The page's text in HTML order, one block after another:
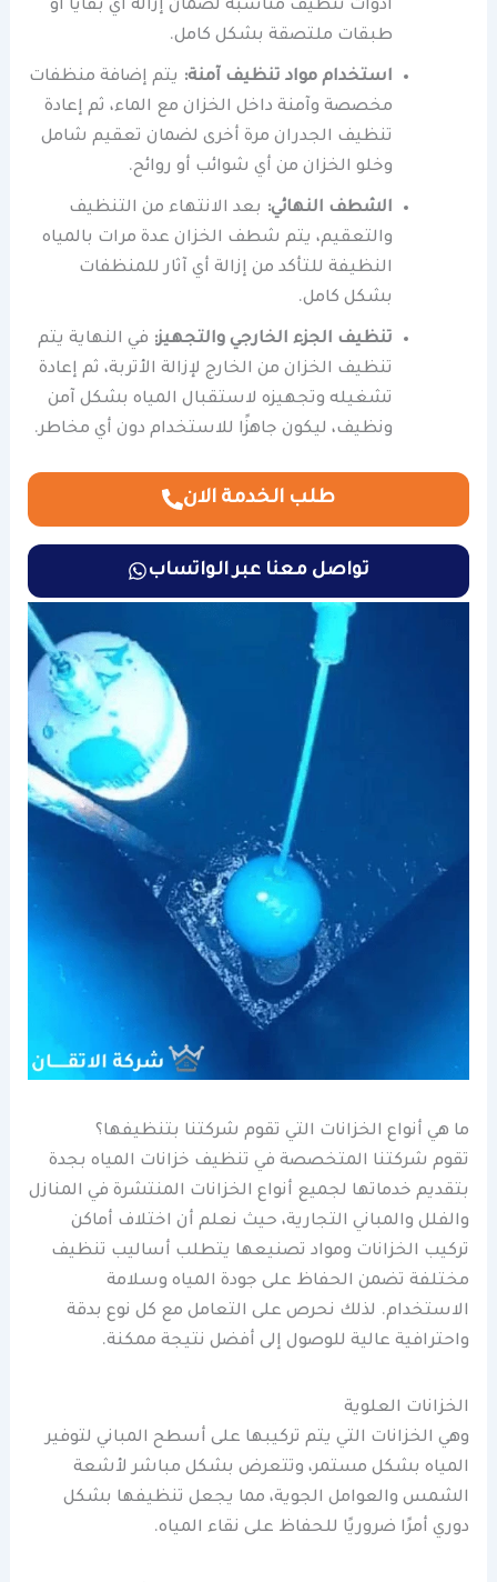
أدوات تنظيف مناسبة لضمان إزالة أي بقايا أو
طبقات ملتصقة بشكل كامل.
استخدام مواد تنظيف آمنة: يتم إضافة منظفات
مخصصة وآمنة داخل الخزان مع الماء، ثم إعادة
تنظيف الجدران مرة أخرى لضمان تعقيم شامل
وخلو الخزان من أي شوائب أو روائح.
الشطف النهائي: بعد الانتهاء من التنظيف
والتعقيم، يتم شطف الخزان عدة مرات بالمياه
النظيفة للتأكد من إزالة أي آثار للمنظفات
بشكل كامل.
تنظيف الجزء الخارجي والتجهيز: في النهاية يتم
تنظيف الخزان من الخارج لإزالة الأتربة، ثم إعادة
تشغيله وتجهيزه لاستقبال المياه بشكل آمن
ونظيف، ليكون جاهزًا للاستخدام دون أي مخاطر.
تواصل معنا عبر الواتساب
طلب الخدمة الان
ما هي أنواع الخزانات التي تقوم شركتنا بتنظيفها؟
تقوم شركتنا المتخصصة في تنظيف خزانات المياه بجدة
بتقديم خدماتها لجميع أنواع الخزانات المنتشرة في المنازل
والفلل والمباني التجارية، حيث نعلم أن اختلاف أماكن
تركيب الخزانات ومواد تصنيعها يتطلب أساليب تنظيف
مختلفة تضمن الحفاظ على جودة المياه وسلامة
الاستخدام. لذلك نحرص على التعامل مع كل نوع بدقة
واحترافية عالية للوصول إلى أفضل نتيجة ممكنة.
الخزانات العلوية
وهي الخزانات التي يتم تركيبها على أسطح المباني لتوفير
المياه بشكل مستمر، وتتعرض بشكل مباشر لأشعة
الشمس والعوامل الجوية، مما يجعل تنظيفها بشكل
دوري أمرًا ضروريًا للحفاظ على نقاء المياه.